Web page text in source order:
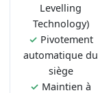
Levelling
Technology)
✓ Pivotement
automatique du
siège
✓ Maintien à